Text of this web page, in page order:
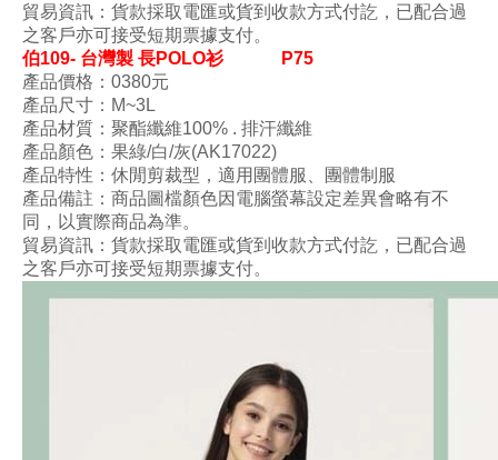
貿易資訊：貨款採取電匯或貨到收款方式付訖，已配合過
之客戶亦可接受短期票據支付。
伯109- 台灣製 長POLO衫P75
產品價格：0380元
產品尺寸 ：M~3L
產品材質 ： 聚酯纖維100% . 排汗纖維
產品顏色 ：果綠/白/灰(AK17022)
產品特性 ： 休閒剪裁型 ， 適用團體服、團體制服
產品備註：商品圖檔顏色因電腦螢幕設定差異會略有不
同，以實際商品為準。
貿易資訊：貨款採取電匯或貨到收款方式付訖，已配合過
之客戶亦可接受短期票據支付。